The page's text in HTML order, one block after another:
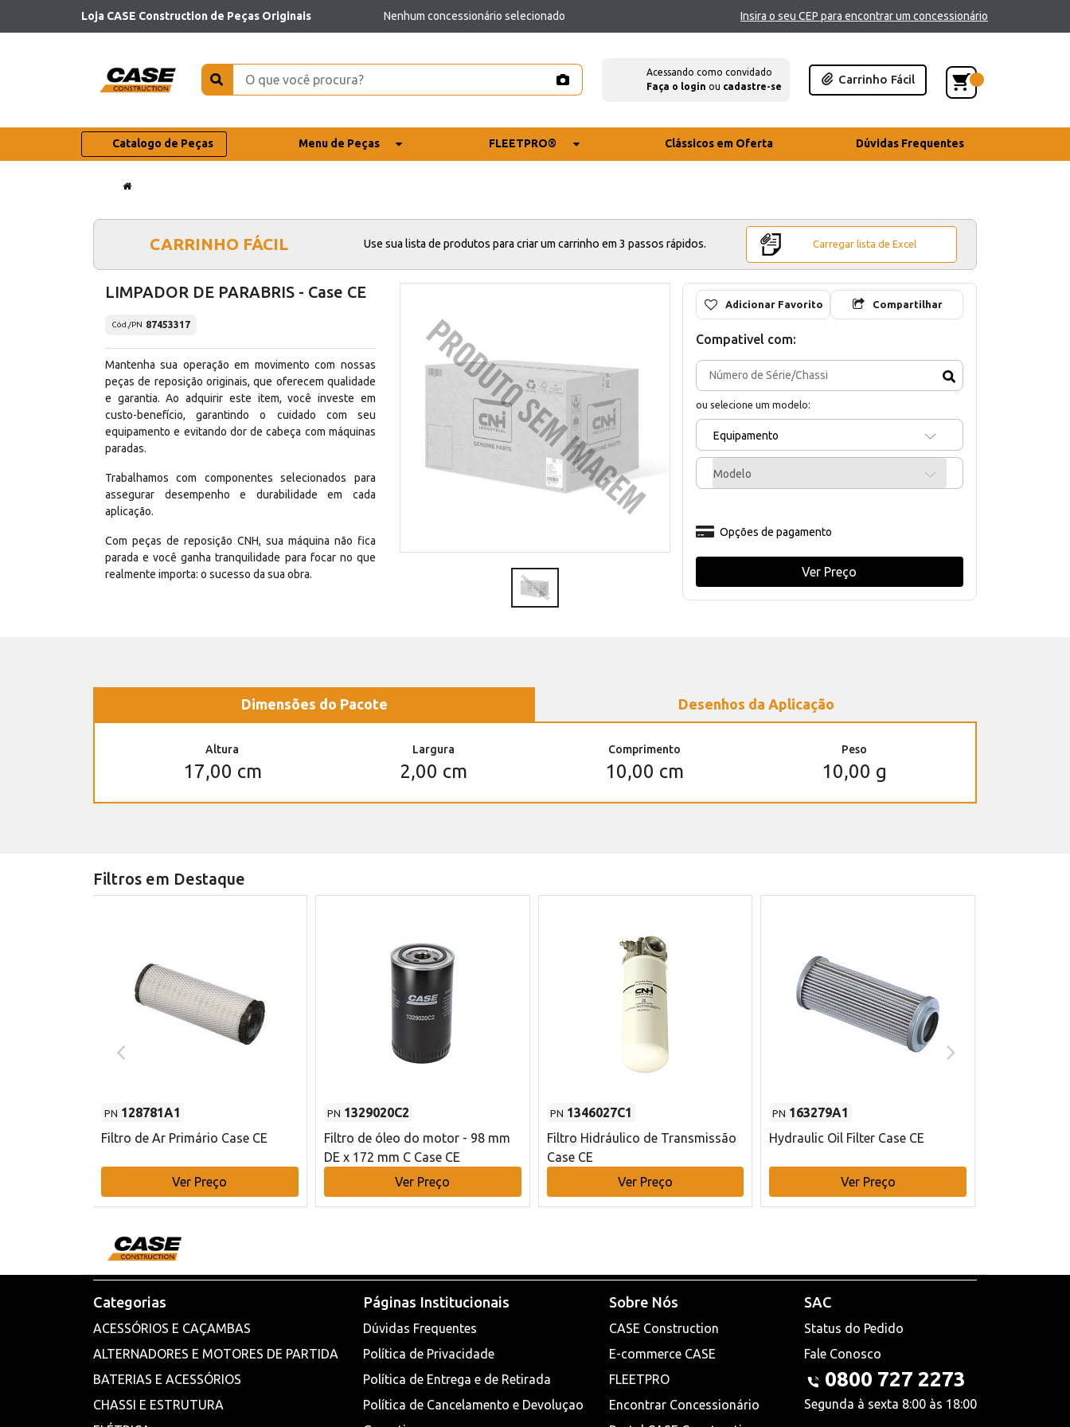
Loja CASE Construction de Peças Originais Nenhum concessionário selecionado Insira o seu CEP para encontrar um concessionário
Acessando como convidado
Faça o login ou cadastre-se
Carrinho Fácil
Catalogo de Peças Menu de Peças FLEETPRO® Clássicos em Oferta Dúvidas Frequentes
CARRINHO FÁCIL Use sua lista de produtos para criar um carrinho em 3 passos rápidos. Carregar lista de Excel
LIMPADOR DE PARABRIS - Case CE
Cód./PN 87453317
Mantenha sua operação em movimento com nossas
peças de reposição originais, que oferecem qualidade
e garantia. Ao adquirir este item, você investe em
custo-benefício, garantindo o cuidado com seu
equipamento e evitando dor de cabeça com máquinas
paradas.
Trabalhamos com componentes selecionados para
assegurar desempenho e durabilidade em cada
aplicação.
Com peças de reposição CNH, sua máquina não fica
parada e você ganha tranquilidade para focar no que
realmente importa: o sucesso da sua obra.
Adicionar Favorito Compartilhar
Compativel com:
ou selecione um modelo:
Equipamento
Modelo
Opções de pagamento
Ver Preço
Dimensões do Pacote Desenhos da Aplicação
Altura
17,00 cm
Largura
2,00 cm
Comprimento
10,00 cm
Peso
10,00 g
Filtros em Destaque
PN 128781A1
Filtro de Ar Primário Case CE
Ver Preço
PN 1329020C2
Filtro de óleo do motor - 98 mm
DE x 172 mm C Case CE
Ver Preço
PN 1346027C1
Filtro Hidráulico de Transmissão
Case CE
Ver Preço
PN 163279A1
Hydraulic Oil Filter Case CE
Ver Preço
Categorias
ACESSÓRIOS E CAÇAMBAS
ALTERNADORES E MOTORES DE PARTIDA
BATERIAS E ACESSÓRIOS
CHASSI E ESTRUTURA
Páginas Institucionais
Dúvidas Frequentes
Política de Privacidade
Política de Entrega e de Retirada
Política de Cancelamento e Devoluçao
Sobre Nós
CASE Construction
E-commerce CASE
FLEETPRO
Encontrar Concessionário
SAC
Status do Pedido
Fale Conosco
0800 727 2273
Segunda à sexta 8:00 às 18:00